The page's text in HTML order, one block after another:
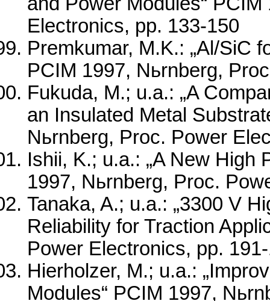
Electronics, pp. 133-150
Premkumar, M.K.: „Al/SiC
PCIM 1997, Nьrnberg,
Fukuda, M.; u.a.: „A
an Insulated Metal
Nьrnberg, Proc. Power
Ishii, K.; u.a.: „A New High
1997, Nьrnberg, Proc.
Tanaka, A.; u.a.: „3300 V
Reliability for Traction
Power Electronics, pp.
Hierholzer, M.; u.a.:
Modules“ PCIM 1997,